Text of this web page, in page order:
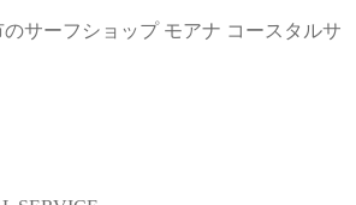
サーフショップ モアナ コースタルサ